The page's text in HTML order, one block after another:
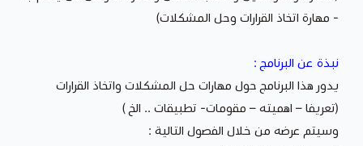
- مهارة اتخاذ القرارات وحل المشكلات)
نبذة عن البرنامج :
يدور هذا البرنامج حول مهارات حل المشكلات واتخاذ القرارات
(تعريفا – اهميته – مقومات- تطبيقات .. الخ )
وسيتم عرضه من خلال الفصول التالية :